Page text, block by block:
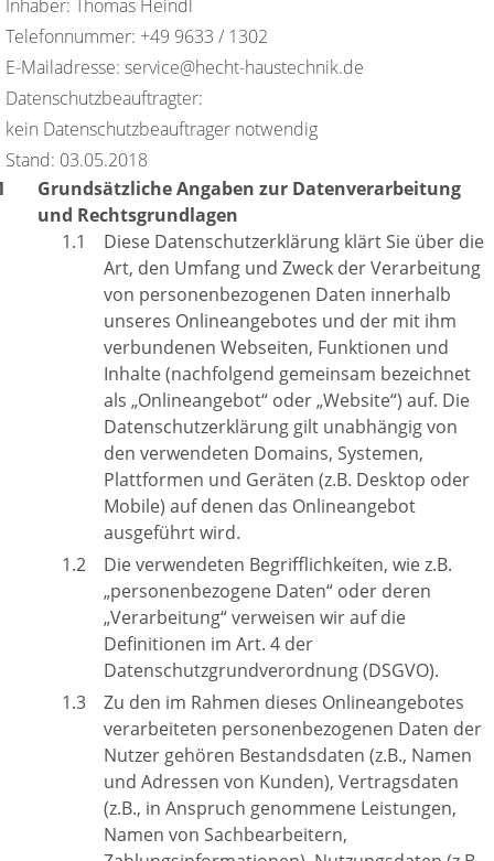
Inhaber: Thomas Heindl
Telefonnummer: +49 9633 / 1302
E-Mailadresse: service@hecht-haustechnik.de
Datenschutzbeauftragter:
kein Datenschutzbeauftrager notwendig
Stand: 03.05.2018
Grundsätzliche Angaben zur Datenverarbeitung
und Rechtsgrundlagen
Diese Datenschutzerklärung klärt Sie über die
Art, den Umfang und Zweck der Verarbeitung
von personenbezogenen Daten innerhalb
unseres Onlineangebotes und der mit ihm
verbundenen Webseiten, Funktionen und
Inhalte (nachfolgend gemeinsam bezeichnet
als „Onlineangebot“ oder „Website“) auf. Die
Datenschutzerklärung gilt unabhängig von
den verwendeten Domains, Systemen,
Plattformen und Geräten (z.B. Desktop oder
Mobile) auf denen das Onlineangebot
ausgeführt wird.
Die verwendeten Begrifflichkeiten, wie z.B.
„personenbezogene Daten“ oder deren
„Verarbeitung“ verweisen wir auf die
Definitionen im Art. 4 der
Datenschutzgrundverordnung (DSGVO).
Zu den im Rahmen dieses Onlineangebotes
verarbeiteten personenbezogenen Daten der
Nutzer gehören Bestandsdaten (z.B., Namen
und Adressen von Kunden), Vertragsdaten
(z.B., in Anspruch genommene Leistungen,
Namen von Sachbearbeitern,